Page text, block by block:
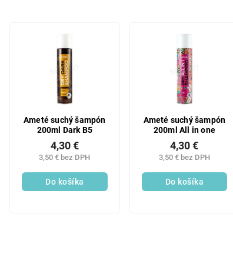
Ameté suchý šampón
200ml Dark B5
3,50 € bez DPH
4,30 €
Do košíka
Ameté suchý šampón
200ml All in one
3,50 € bez DPH
4,30 €
Do košíka